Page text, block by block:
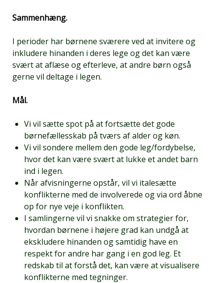
Sammenhæng.
I perioder har børnene sværere ved at invitere og
inkludere hinanden i deres lege og det kan være
svært at aflæse og efterleve, at andre børn også
gerne vil deltage i legen.
Mål.
Vi vil sætte spot på at fortsætte det gode
børnefællesskab på tværs af alder og køn.
Vi vil sondere mellem den gode leg/fordybelse,
hvor det kan være svært at lukke et andet barn
ind i legen.
Når afvisningerne opstår, vil vi italesætte
konflikterne med de involverede og via ord åbne
op for nye veje i konflikten.
I samlingerne vil vi snakke om strategier for,
hvordan børnene i højere grad kan undgå at
ekskludere hinanden og samtidig have en
respekt for andre har gang i en god leg. Et
redskab til at forstå det, kan være at visualisere
konflikterne med tegninger.